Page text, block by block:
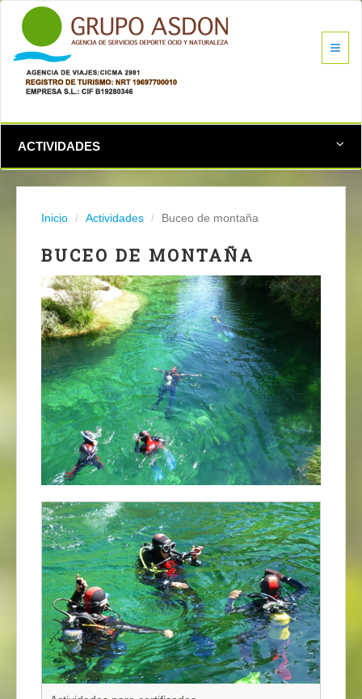
ACTIVIDADES
Inicio Actividades Buceo de montaña
BUCEO DE MONTAÑA